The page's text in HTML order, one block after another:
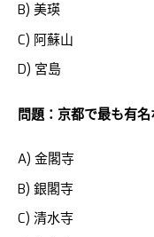
B) 美瑛
C) 阿蘇山
D) 宮島
問題：京都で最も有
A) 金閣寺
B) 銀閣寺
C) 清水寺